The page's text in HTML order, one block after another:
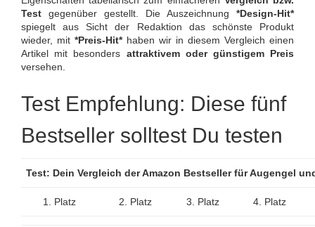
Test gegenüber gestellt. Die Auszeichnung *Design-Hit*
spiegelt aus Sicht der Redaktion das schönste Produkt
wieder, mit *Preis-Hit*haben wir in diesem Vergleich einen
Artikel mit besonders attraktivem oder günstigem Preis
versehen.
Test Empfehlung: Diese fünf
Bestseller solltest Du testen
Test: Dein Vergleich der Amazon Bestseller für Augengel
1. Platz 2. Platz 3. Platz 4. Platz